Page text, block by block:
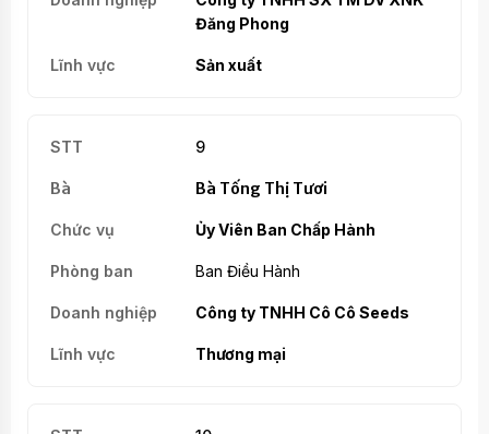
Đăng Phong
Sản xuất
9
Bà Tống Thị Tươi
Ủy Viên Ban Chấp Hành
Ban Điều Hành
Công ty TNHH Cô Cô Seeds
Thương mại